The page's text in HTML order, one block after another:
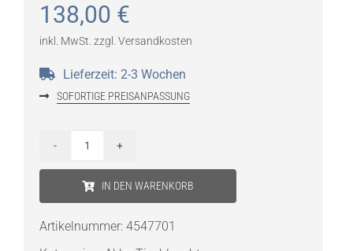
138,00 €
inkl. MwSt. zzgl. Versandkosten
Lieferzeit: 2-3 Wochen
SOFORTIGE PREISANPASSUNG
IN DEN WARENKORB
Artikelnummer: 4547701